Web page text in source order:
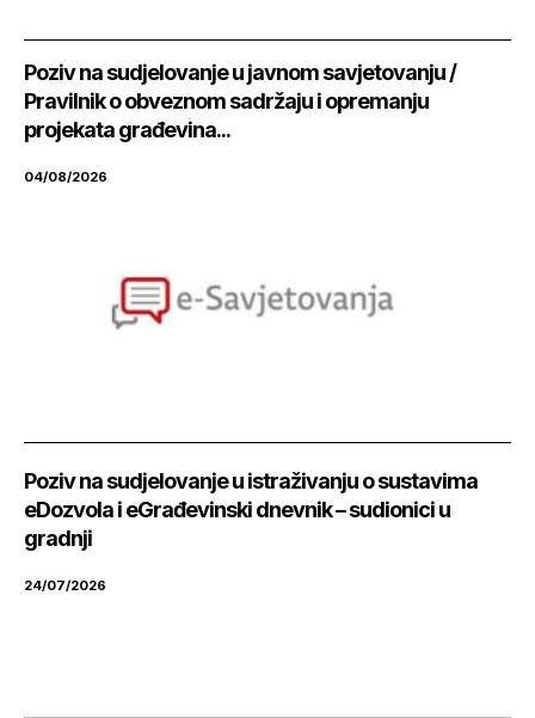
Poziv na sudjelovanje u javnom savjetovanju /
Pravilnik o obveznom sadržaju i opremanju
projekata građevina...
04/08/2026
Poziv na sudjelovanje u istraživanju o sustavima
eDozvola i eGrađevinski dnevnik – sudionici u
gradnji
24/07/2026